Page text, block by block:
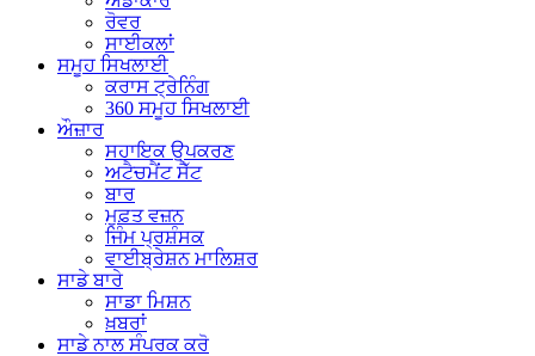
ਰੋਵਰ
ਸਾਈਕਲਾਂ
ਸਮੂਹ ਸਿਖਲਾਈ
ਕਰਾਸ ਟ੍ਰੇਨਿੰਗ
360 ਸਮੂਹ ਸਿਖਲਾਈ
ਔਜ਼ਾਰ
ਸਹਾਇਕ ਉਪਕਰਣ
ਅਟੈਚਮੈਂਟ ਸੈੱਟ
ਬਾਰ
ਮੁਫ਼ਤ ਵਜ਼ਨ
ਜਿੰਮ ਪ੍ਰਸ਼ੰਸਕ
ਵਾਈਬ੍ਰੇਸ਼ਨ ਮਾਲਿਸ਼ਰ
ਸਾਡੇ ਬਾਰੇ
ਸਾਡਾ ਮਿਸ਼ਨ
ਖ਼ਬਰਾਂ
ਸਾਡੇ ਨਾਲ ਸੰਪਰਕ ਕਰੋ